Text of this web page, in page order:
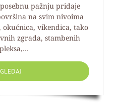
pažnju pridaje
na svim nivoima
vikendica, tako
zgrada, stambenih